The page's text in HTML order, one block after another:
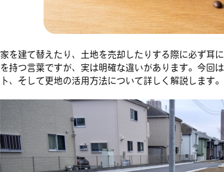
家を建て替えたり、土地を売却したりする際に必ず耳
を持つ言葉ですが、実は明確な違いがあります。今回
ト、そして更地の活用方法について詳しく解説します。